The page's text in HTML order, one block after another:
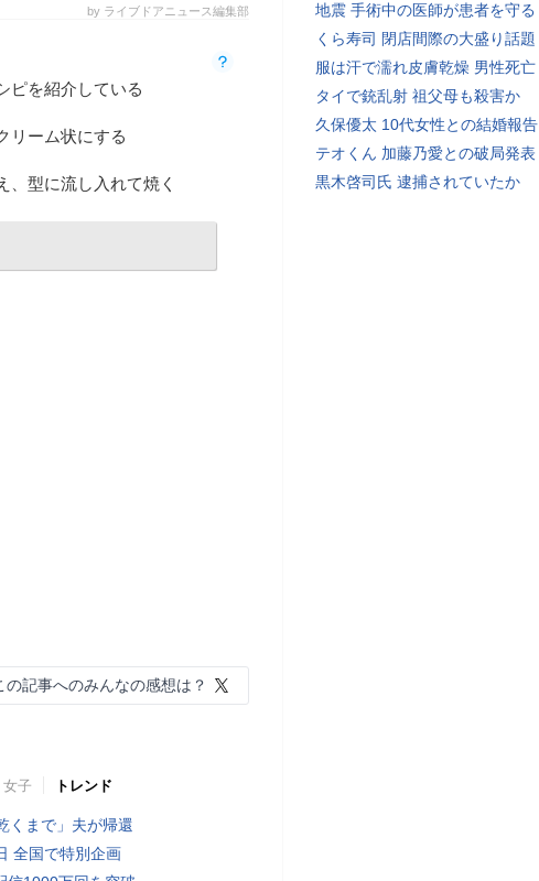
by ライブドアニュース編集部
ピを紹介している
リーム状にする
、型に流し入れて焼く
の記事へのみんなの感想は？
女子 トレンド
くまで」夫が帰還
全国で特別企画
地震 手術中の医師が患者を守る
くら寿司 閉店間際の大盛り話題
服は汗で濡れ皮膚乾燥 男性死亡
タイで銃乱射 祖父母も殺害か
久保優太 10代女性との結婚報告
テオくん 加藤乃愛との破局発表
黒木啓司氏 逮捕されていたか